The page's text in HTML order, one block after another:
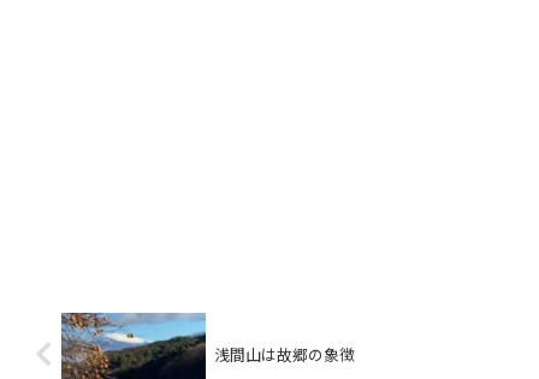
浅間山は故郷の象徴